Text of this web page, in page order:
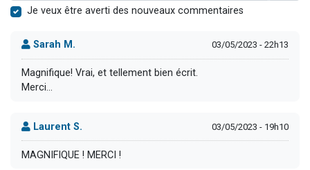
Je veux être averti des nouveaux commentaires
Sarah M. 03/05/2023 - 22h13
Magnifique! Vrai, et tellement bien écrit.
Merci...
Laurent S. 03/05/2023 - 19h10
MAGNIFIQUE ! MERCI !